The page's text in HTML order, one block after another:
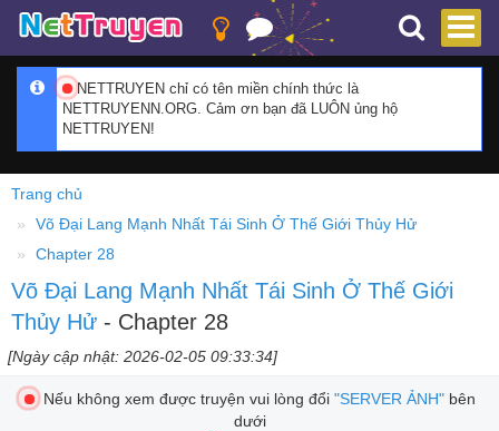
NETTRUYEN chỉ có tên miền chính thức là
NETTRUYENN.ORG. Cảm ơn bạn đã LUÔN ủng hộ
NETTRUYEN!
Trang chủ
Võ Đại Lang Mạnh Nhất Tái Sinh Ở Thế Giới Thủy Hử
Chapter 28
Võ Đại Lang Mạnh Nhất Tái Sinh Ở Thế Giới
Thủy Hử - Chapter 28
[Ngày cập nhật: 2026-02-05 09:33:34]
Nếu không xem được truyện vui lòng đổi "SERVER ẢNH"bên
dưới